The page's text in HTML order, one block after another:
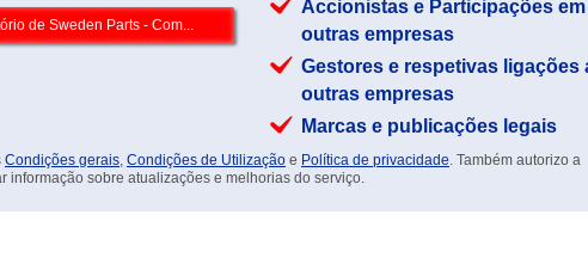
Accionistas e Participações em
outras empresas
Gestores e respetivas ligações
outras empresas
Marcas e publicações legais
Condições gerais, Condições de Utilização e Política de privacidade. Também autorizo a
informação sobre atualizações e melhorias do serviço.